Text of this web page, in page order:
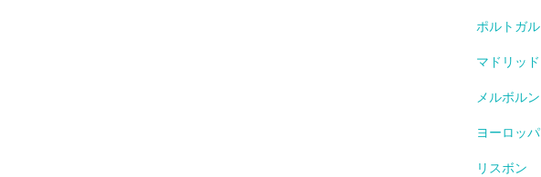
ポルトガル
マドリッド
メルボルン
ヨーロッパ
リスボン